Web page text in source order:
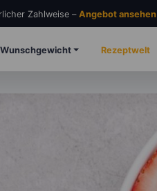
Zahlweise –Angebot ansehen
Rezeptwelt